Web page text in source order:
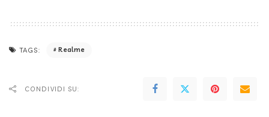
TAGS: Realme
CONDIVIDI SU: